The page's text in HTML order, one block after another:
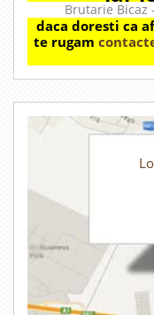
Brutarie Bicaz
daca doresti ca
te rugam